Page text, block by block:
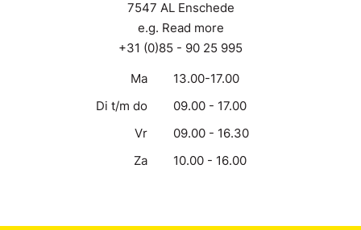
7547 AL Enschede
e.g. Read more
+31 (0)85 - 90 25 995
Ma
13.00-17.00
Di t/m do
09.00 - 17.00
Vr
09.00 - 16.30
Za
10.00 - 16.00